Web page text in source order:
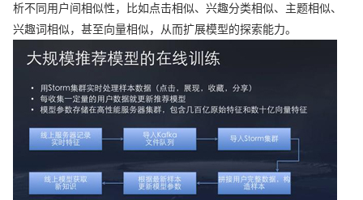
析不同用户间相似性，比如点击相似、兴趣分类相似、主题相似、
兴趣词相似，甚至向量相似，从而扩展模型的探索能力。